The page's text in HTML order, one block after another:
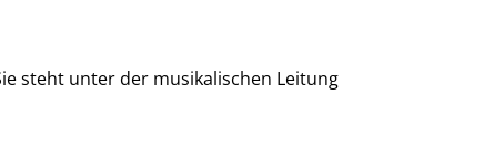
steht unter der musikalischen Leitung